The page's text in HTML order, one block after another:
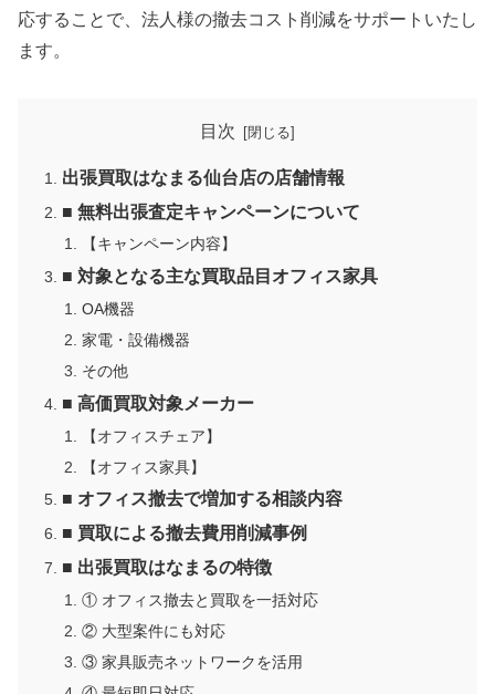
応することで、法人様の撤去コスト削減をサポートいたし
ます。
目次
出張買取はなまる仙台店の店舗情報
■ 無料出張査定キャンペーンについて
【キャンペーン内容】
■ 対象となる主な買取品目オフィス家具
OA機器
家電・設備機器
その他
■ 高価買取対象メーカー
【オフィスチェア】
【オフィス家具】
■ オフィス撤去で増加する相談内容
■ 買取による撤去費用削減事例
■ 出張買取はなまるの特徴
① オフィス撤去と買取を一括対応
② 大型案件にも対応
③ 家具販売ネットワークを活用